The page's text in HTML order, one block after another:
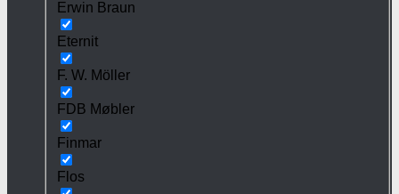
Erwin Braun
Eternit
F. W. Möller
FDB Møbler
Finmar
Flos